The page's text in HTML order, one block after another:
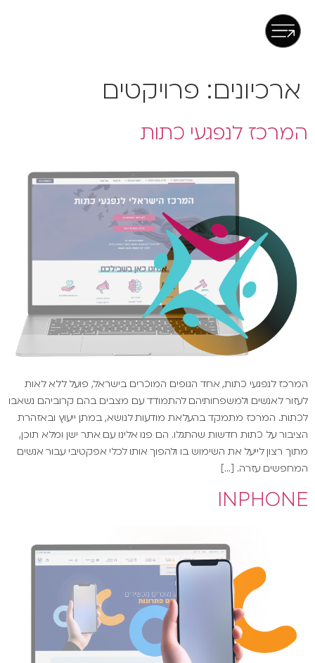
ארכיונים: פרויקטים
המרכז לנפגעי כתות
המרכז לנפגעי כתות, אחד הגופים המוכרים בישראל, פועל ללא לאות
לעזור לאנשים ולמשפחותיהם להתמודד עם מצבים בהם קרוביהם נשאבו
לכתות. המרכז מתמקד בהעלאת מודעות לנושא, במתן ייעוץ ובאזהרת
הציבור על כתות חדשות שהתגלו. הם פנו אלינו עם אתר ישן ומלא תוכן,
מתוך רצון לייעל את השימוש בו ולהפוך אותו לכלי אפקטיבי עבור אנשים
המחפשים עזרה. […]
INPHONE